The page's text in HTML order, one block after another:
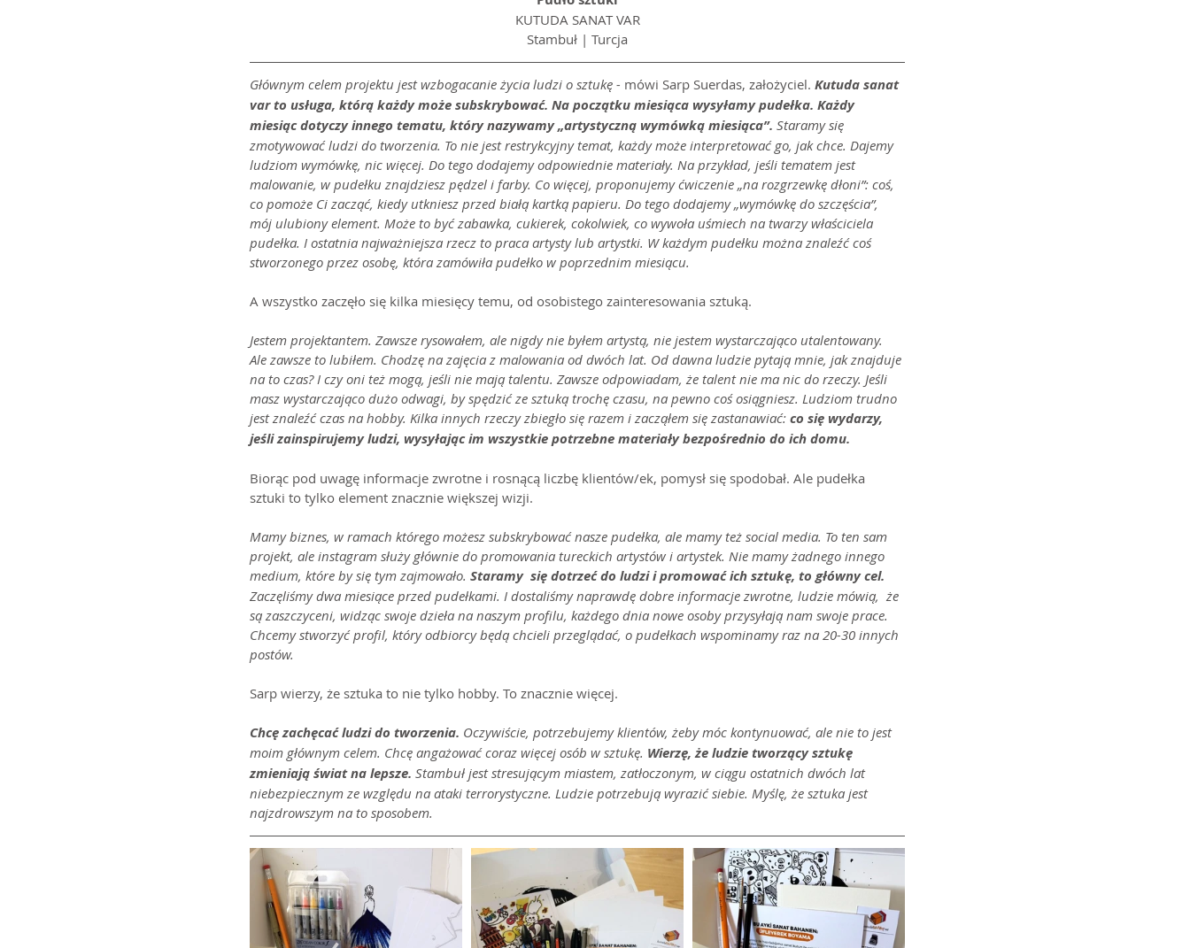
KUTUDA SANAT VAR
Stambuł | Turcja
Głównym celem projektu jest wzbogacanie życia ludzi o sztukę - mówi Sarp Suerdas, założyciel. Kutuda sanat
var to usługa, którą każdy może subskrybować. Na początku miesiąca wysyłamy pudełka. Każdy
miesiąc dotyczy innego tematu, który nazywamy „artystyczną wymówką miesiąca”. Staramy się
zmotywować ludzi do tworzenia. To nie jest restrykcyjny temat, każdy może interpretować go, jak chce. Dajemy
ludziom wymówkę, nic więcej. Do tego dodajemy odpowiednie materiały. Na przykład, jeśli tematem jest
malowanie, w pudełku znajdziesz pędzel i farby. Co więcej, proponujemy ćwiczenie „na rozgrzewkę dłoni”: coś,
co pomoże Ci zacząć, kiedy utkniesz przed białą kartką papieru. Do tego dodajemy „wymówkę do szczęścia”,
mój ulubiony element. Może to być zabawka, cukierek, cokolwiek, co wywoła uśmiech na twarzy właściciela
pudełka. I ostatnia najważniejsza rzecz to praca artysty lub artystki. W każdym pudełku można znaleźć coś
stworzonego przez osobę, która zamówiła pudełko w poprzednim miesiącu.
A wszystko zaczęło się kilka miesięcy temu, od osobistego zainteresowania sztuką.
Jestem projektantem. Zawsze rysowałem, ale nigdy nie byłem artystą, nie jestem wystarczająco utalentowany.
Ale zawsze to lubiłem. Chodzę na zajęcia z malowania od dwóch lat. Od dawna ludzie pytają mnie, jak znajduje
na to czas? I czy oni też mogą, jeśli nie mają talentu. Zawsze odpowiadam, że talent nie ma nic do rzeczy. Jeśli
masz wystarczająco dużo odwagi, by spędzić ze sztuką trochę czasu, na pewno coś osiągniesz. Ludziom trudno
jest znaleźć czas na hobby. Kilka innych rzeczy zbiegło się razem i zacząłem się zastanawiać: co się wydarzy,
jeśli zainspirujemy ludzi, wysyłając im wszystkie potrzebne materiały bezpośrednio do ich domu.
Biorąc pod uwagę informacje zwrotne i rosnącą liczbę klientów/ek, pomysł się spodobał. Ale pudełka
sztuki to tylko element znacznie większej wizji.
Mamy biznes, w ramach którego możesz subskrybować nasze pudełka, ale mamy też social media. To ten sam
projekt, ale instagram służy głównie do promowania tureckich artystów i artystek. Nie mamy żadnego innego
medium, które by się tym zajmowało. Staramy  się dotrzeć do ludzi i promować ich sztukę, to główny cel.
Zaczęliśmy dwa miesiące przed pudełkami. I dostaliśmy naprawdę dobre informacje zwrotne, ludzie mówią,  że
są zaszczyceni, widząc swoje dzieła na naszym profilu, każdego dnia nowe osoby przysyłają nam swoje prace.
Chcemy stworzyć profil, który odbiorcy będą chcieli przeglądać, o pudełkach wspominamy raz na 20-30 innych
postów.
Sarp wierzy, że sztuka to nie tylko hobby. To znacznie więcej.
Chcę zachęcać ludzi do tworzenia. Oczywiście, potrzebujemy klientów, żeby móc kontynuować, ale nie to jest
moim głównym celem. Chcę angażować coraz więcej osób w sztukę. Wierzę, że ludzie tworzący sztukę
zmieniają świat na lepsze. Stambuł jest stresującym miastem, zatłoczonym, w ciągu ostatnich dwóch lat
niebezpiecznym ze względu na ataki terrorystyczne. Ludzie potrzebują wyrazić siebie. Myślę, że sztuka jest
najzdrowszym na to sposobem.